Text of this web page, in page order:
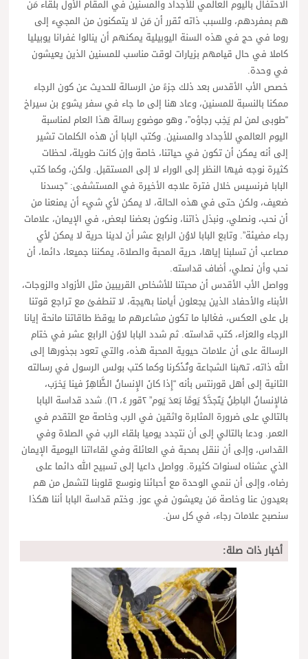
الاحتفال باليوم العالمي للأجداد والمسنين في المقام الأول بلقاء مَن
هم بمفردهم، وللسبب ذاته تَقرر أن مَن لا يتمكنون من المجيء إلى
روما في حج في هذه السنة اليوبيلية يمكنهم أن ينالوا غفرانا يوبيليا
كاملا في حال قيامهم بزيارات لوقت مناسب للمسنين الذين يعيشون
في وحدة.
خصص الأب الأقدس بعد ذلك جزءً من الرسالة للحديث عن كون الرجاء
ممكنا بالنسبة للمسنين، وعاد هنا إلى ما جاء في سفر يشوع بن سيراخ
“طوبى لمن لم يَخِب رجاؤه”، وهو موضوع رسالة هذا العام لمناسبة
اليوم العالمي للأجداد والمسنين. وكتب البابا أن هذه الكلمات تشير
إلى أنه يمكن أن تكون في حياتنا، خاصة وإن كانت طويلة، لحظات
كثيرة نوجه فيها النظر إلى الوراء لا إلى المستقبل. ولكن، وكما كتب
البابا فرنسيس خلال فترة علاجه الأخيرة في المستشفى: “جسدنا
ضعيف، ولكن حتى في هذه الحالة، لا يمكن لأي شيء أن يمنعنا من
أن نحب، ونصلي، ونبذل ذاتنا، ونكون بعضنا لبعض، في الإيمان، علامات
رجاء مضيئة”. وتابع البابا لاوُن الرابع عشر أن لدينا حرية لا يمكن لأي
مصاعب أن تسلبنا إياها، حرية المحبة والصلاة، يمكننا جميعا، دائما، أن
نحب وأن نصلي، أضاف قداسته.
وواصل الأب الأقدس أن محبتنا للأشخاص القريبين مثل الأزواد والزوجات،
الأبناء والأحفاد الذين يجعلون أيامنا بهيجة، لا تنطفئ مع تراجع قوتنا
بل على العكس، فغالبا ما تكون مشاعرهم ما يوقظ طاقاتنا مانحة إيانا
الرجاء والعزاء، كتب قداسته. ثم شدد البابا لاوُن الرابع عشر في ختام
الرسالة على أن علامات حيوية المحبة هذه، والتي تعود بجذورها إلى
الله ذاته، تهبنا الشجاعة وتُذَكرنا وكما كتب بولس الرسول في رسالته
الثانية إلى أهل قورنتس بأنه “إِذا كانَ الإِنسانُ الظَّاهِرُ فينا يَخرَب،
فالإِنسانُ الباطِنُ يَتَجدَّدُ يَومًا بَعدَ يَوم” ٢قور ٤، ١٦). شدد قداسة البابا
بالتالي على ضرورة المثابرة واثقين في الرب وخاصة مع التقدم في
العمر. ودعا بالتالي إلى أن نتجدد يوميا بلقاء الرب في الصلاة وفي
القداس، وإلى أن ننقل بمحبة في العائلة وفي لقاءاتنا اليومية الإيمان
الذي عشناه لسنوات كثيرة. وواصل داعيا إلى تسبيح الله دائما على
رضاه، وإلى أن ننمي الوحدة مع أحبائنا ونوسع قلوبنا لتشمل من هم
بعيدون عنا وخاصة مَن يعيشون في عوز. وختم قداسة البابا أننا هكذا
سنصبح علامات رجاء، في كل سن.
أخبار ذات صلة: